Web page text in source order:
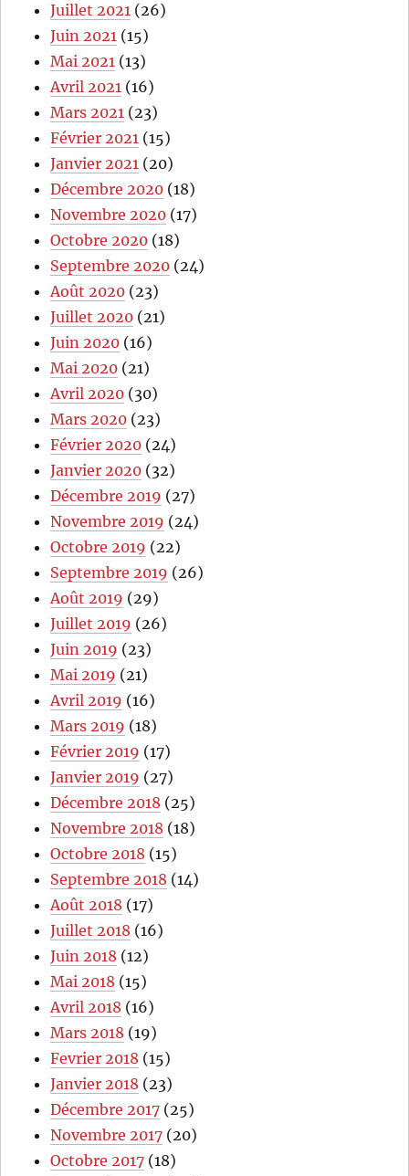
Juillet 2021 (26)
Juin 2021 (15)
Mai 2021 (13)
Avril 2021 (16)
Mars 2021 (23)
Février 2021 (15)
Janvier 2021 (20)
Décembre 2020 (18)
Novembre 2020 (17)
Octobre 2020 (18)
Septembre 2020 (24)
Août 2020 (23)
Juillet 2020 (21)
Juin 2020 (16)
Mai 2020 (21)
Avril 2020 (30)
Mars 2020 (23)
Février 2020 (24)
Janvier 2020 (32)
Décembre 2019 (27)
Novembre 2019 (24)
Octobre 2019 (22)
Septembre 2019 (26)
Août 2019 (29)
Juillet 2019 (26)
Juin 2019 (23)
Mai 2019 (21)
Avril 2019 (16)
Mars 2019 (18)
Février 2019 (17)
Janvier 2019 (27)
Décembre 2018 (25)
Novembre 2018 (18)
Octobre 2018 (15)
Septembre 2018 (14)
Août 2018 (17)
Juillet 2018 (16)
Juin 2018 (12)
Mai 2018 (15)
Avril 2018 (16)
Mars 2018 (19)
Fevrier 2018 (15)
Janvier 2018 (23)
Décembre 2017 (25)
Novembre 2017 (20)
Octobre 2017 (18)